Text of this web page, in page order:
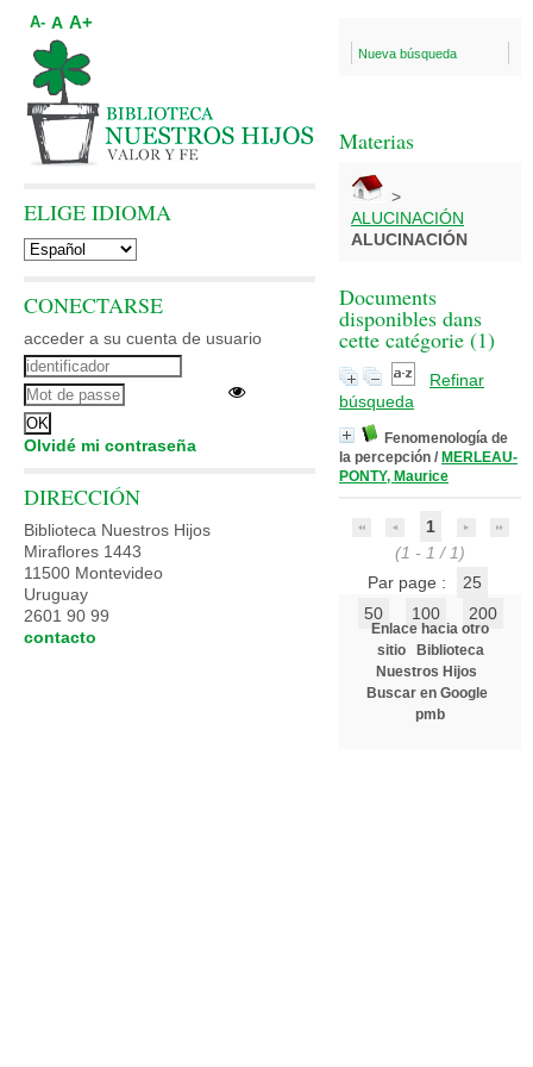
Nueva búsqueda
Materias
>
ALUCINACIÓN
ALUCINACIÓN
Documents
disponibles dans
cette catégorie (1)
Refinar
búsqueda
Fenomenología de
la percepción / MERLEAU-
PONTY, Maurice
1
(1 - 1 / 1)
Par page :
25
50
100 200
Enlace hacia otro
sitio
Biblioteca
Nuestros Hijos
Buscar en Google
pmb
A- A A+
ELIGE IDIOMA
CONECTARSE
acceder a su cuenta de usuario
Olvidé mi contraseña
DIRECCIÓN
Biblioteca Nuestros Hijos
Miraflores 1443
11500 Montevideo
Uruguay
2601 90 99
contacto